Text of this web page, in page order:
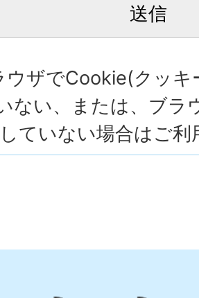
ウザでCookie(クッキ
ない、または、ブラ
ていない場合はご利